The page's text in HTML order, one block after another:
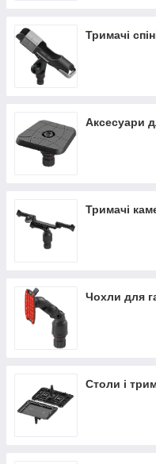
Тримачі
Аксесуари
Тримачі
Чохли для
Столи і